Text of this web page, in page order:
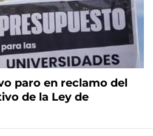
paro en reclamo del
de la Ley de